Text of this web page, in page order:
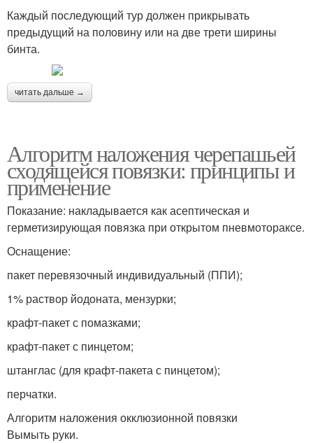
Каждый последующий тур должен прикрывать
предыдущий на половину или на две трети ширины
бинта.
читать дальше →
Алгоритм наложения черепашьей
сходящейся повязки: принципы и
применение
Показание: накладывается как асептическая и
герметизирующая повязка при открытом пневмотораксе.
Оснащение:
пакет перевязочный индивиду­альный (ППИ);
1% раствор йодоната, мензурки;
крафт-пакет с помазками;
крафт-пакет с пинцетом;
штанглас (для крафт-пакета с пинцетом);
перчатки.
Алгоритм наложения окклюзионной повязки
Вымыть руки.